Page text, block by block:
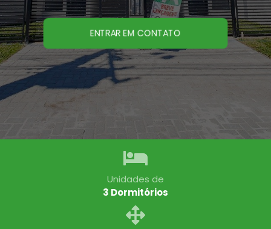
ENTRAR EM CONTATO
Unidades de
3 Dormitórios